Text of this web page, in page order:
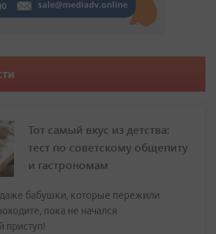
Тот самый вкус из детства:
тест по советскому общепиту
и гастрономам
даже бабушки, которые пережили
пока не начался
приступ!